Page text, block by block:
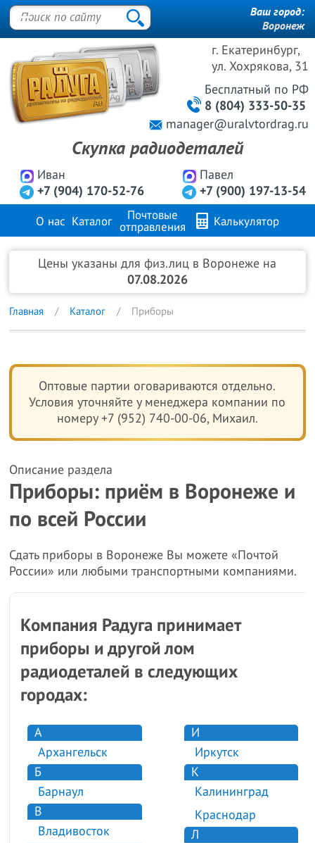
г. Екатеринбург,
ул. Хохрякова, 31
Иван
+7 (904) 170-52-76
Павел
+7 (900) 197-13-54
Бесплатный по РФ
8 (804) 333-50-35
manager@uralvtordrag.ru
Скупка радиодеталей
Ваш город:
Воронеж
О нас Каталог
Почтовые
отправления
Калькулятор
Продажа металлов Контакты
Цены указаны для физ.лиц в Воронеже на
07.08.2026
Главная Каталог Приборы
Оптовые партии оговариваются отдельно.
Условия уточняйте у менеджера компании по
номеру +7 (952) 740-00-06, Михаил.
Описание раздела
Приборы: приём в Воронеже и
по всей России
Сдать приборы в Воронеже Вы можете «Почтой
России» или любыми транспортными компаниями.
Компания Радуга принимает
приборы и другой лом
радиодеталей в следующих
городах:
А
Архангельск
Б
Барнаул
В
Владивосток
И
Иркутск
К
Калининград
Краснодар
Л